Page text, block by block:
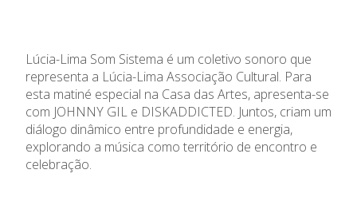
Lúcia-Lima Som Sistema é um coletivo sonoro que
representa a Lúcia-Lima Associação Cultural. Para
esta matiné especial na Casa das Artes, apresenta-se
com JOHNNY GIL e DISKADDICTED. Juntos, criam um
diálogo dinâmico entre profundidade e energia,
explorando a música como território de encontro e
celebração.